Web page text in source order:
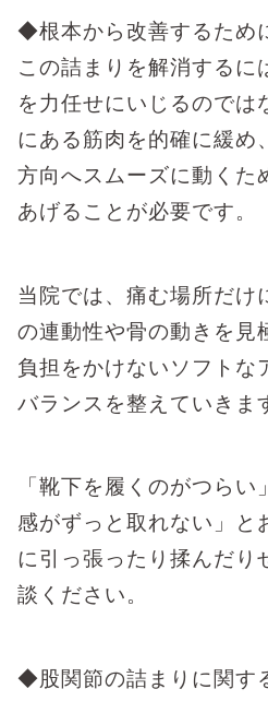
◆根本から改善するため
この詰まりを解消するに
を力任せにいじるのでは
にある筋肉を的確に緩め
方向へスムーズに動くた
あげることが必要です。
当院では、痛む場所だけ
の連動性や骨の動きを見
負担をかけないソフトな
バランスを整えていきま
「靴下を履くのがつらい
感がずっと取れない」と
に引っ張ったり揉んだり
談ください。
◆股関節の詰まりに関す